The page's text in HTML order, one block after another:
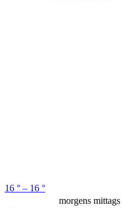
16 ° – 16 °
morgens mittags